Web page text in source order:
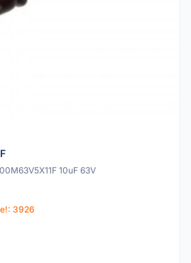
10uF 63V
3926